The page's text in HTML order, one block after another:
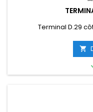
Terminal D.29
